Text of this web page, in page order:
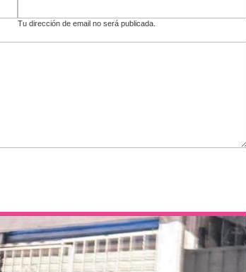
Tu dirección de email no será publicada.